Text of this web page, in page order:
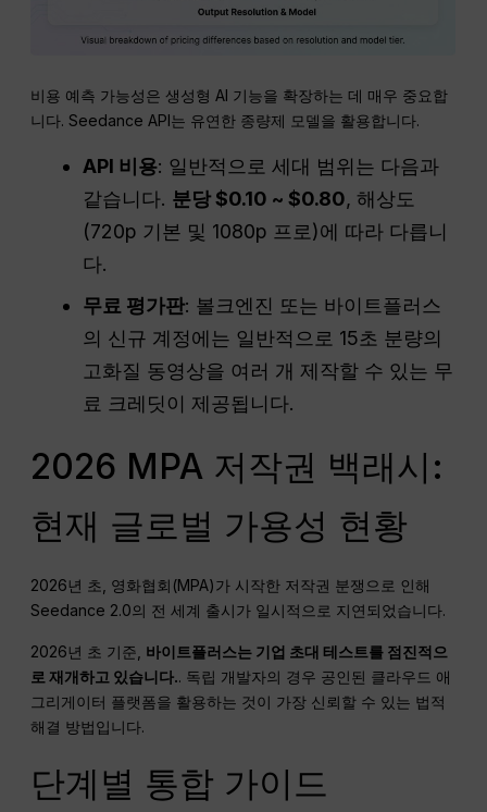
비용 예측 가능성은 생성형 AI 기능을 확장하는 데 매우 중요합
니다. Seedance API는 유연한 종량제 모델을 활용합니다.
API 비용: 일반적으로 세대 범위는 다음과
같습니다. 분당 $0.10 ~ $0.80, 해상도
(720p 기본 및 1080p 프로)에 따라 다릅니
다.
무료 평가판: 볼크엔진 또는 바이트플러스
의 신규 계정에는 일반적으로 15초 분량의
고화질 동영상을 여러 개 제작할 수 있는 무
료 크레딧이 제공됩니다.
2026 MPA 저작권 백래시:
현재 글로벌 가용성 현황
2026년 초, 영화협회(MPA)가 시작한 저작권 분쟁으로 인해
Seedance 2.0의 전 세계 출시가 일시적으로 지연되었습니다.
2026년 초 기준, 바이트플러스는 기업 초대 테스트를 점진적으
로 재개하고 있습니다.. 독립 개발자의 경우 공인된 클라우드 애
그리게이터 플랫폼을 활용하는 것이 가장 신뢰할 수 있는 법적
해결 방법입니다.
단계별 통합 가이드